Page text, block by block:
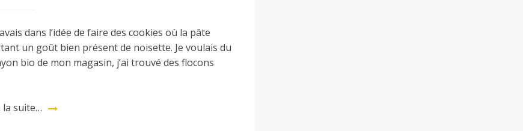
dans l’idée de faire des cookies où la pâte
un goût bien présent de noisette. Je voulais du
bio de mon magasin, j’ai trouvé des flocons
la suite…